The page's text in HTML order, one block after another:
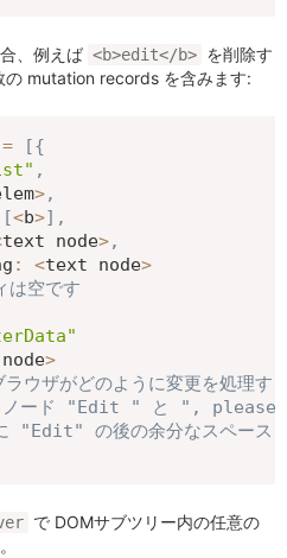
、例えば <b>edit</b> を削除す
mutation records を含みます:
= [{
,
>,
[<b>] ,
text node>,
: <text node>
空です
>
ザがどのように変更を処理す
ード "Edit " と ", please" を
"Edit" の後の余分なスペースを
で DOMサブツリー内の任意の